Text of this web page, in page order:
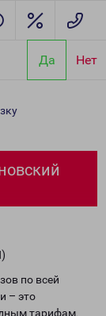
Да Нет
по всей
– это
тарифам.